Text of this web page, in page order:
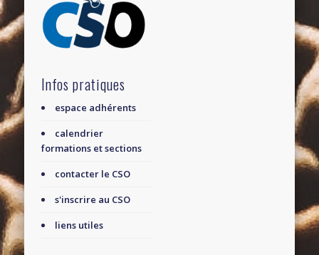
Infos pratiques
espace adhérents
calendrier
formations et sections
contacter le CSO
s'inscrire au CSO
liens utiles